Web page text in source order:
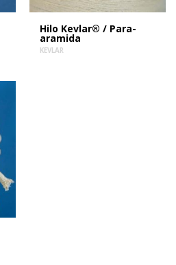
Hilo Kevlar® / Para-
aramida
KEVLAR